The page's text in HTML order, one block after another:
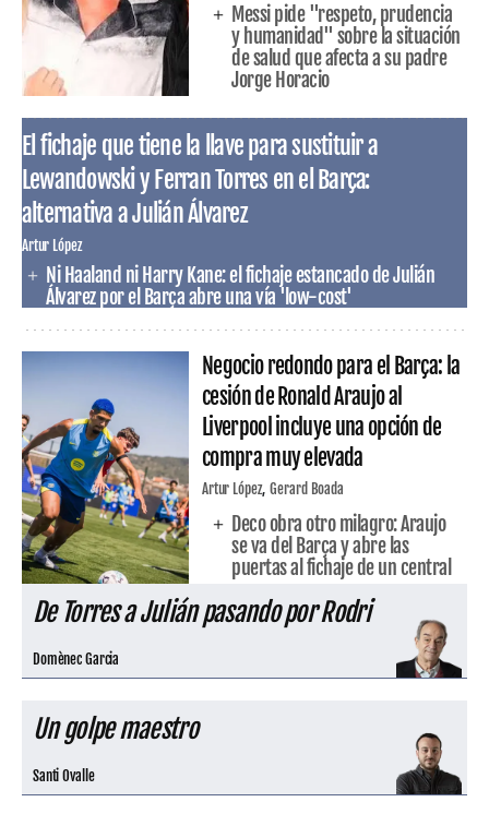
Messi pide "respeto, prudencia
y humanidad" sobre la situación
de salud que afecta a su padre
Jorge Horacio
El fichaje que tiene la llave para sustituir a
Lewandowski y Ferran Torres en el Barça:
alternativa a Julián Álvarez
Artur López
Ni Haaland ni Harry Kane: el fichaje estancado de Julián
Álvarez por el Barça abre una vía 'low-cost'
Negocio redondo para el Barça: la
cesión de Ronald Araujo al
Liverpool incluye una opción de
compra muy elevada
Artur López Gerard Boada
Deco obra otro milagro: Araujo
se va del Barça y abre las
puertas al fichaje de un central
De Torres a Julián pasando por Rodri
Domènec Garcia
Un golpe maestro
Santi Ovalle